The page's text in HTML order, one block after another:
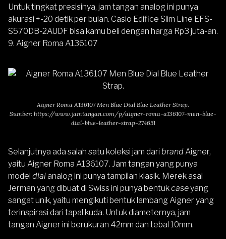
Untuk tingkat presisinya, jam tangan analog ini punya
akurasi +-20 detik per bulan. Casio Edifice Slim Line EFS-
S570DB-2AUDF bisa kamu beli dengan harga Rp3 juta-an.
9. Aigner Roma A136107
Aigner Roma A136107 Men Blue Dial Blue Leather Strap.
Sumber: https://www.jamtangan.com/p/aigner-roma-a136107-men-blue-
dial-blue-leather-strap-274651
Selanjutnya ada salah satu koleksi jam dari brandAigner,
yaitu Aigner Roma A136107. Jam tangan yang punya
model dialanalog ini punya tampilan klasik. Merek asal
Jerman yang dibuat di Swiss ini punya bentukcaseyang
sangat unik, yaitu mengikuti bentuk lambang Aigner yang
terinspirasi dari tapal kuda. Untuk diameternya, jam
tangan Aigner ini berukuran 42mm dan tebal 10mm.